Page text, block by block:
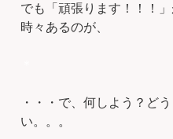
でも「頑張ります！！！」
時々あるのが、
・・・で、何しよう？ど
い。。。